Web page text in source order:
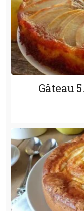
Gâteau